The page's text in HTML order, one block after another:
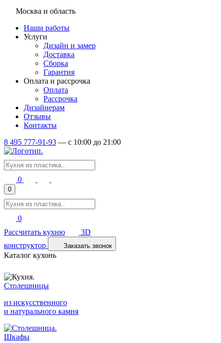
Москва и область
Наши работы
Услуги
Дизайн и замер
Доставка
Сборка
Гарантия
Оплата и рассрочка
Оплата
Рассрочка
Дизайнерам
Отзывы
Контакты
8 495 777-91-93 — c 10:00 до 21:00
0
0
0
Рассчитать кухню
3D
конструктор
Заказать звонок
Каталог кухонь
Столешницы
из искусственного
и натурального камня
Шкафы